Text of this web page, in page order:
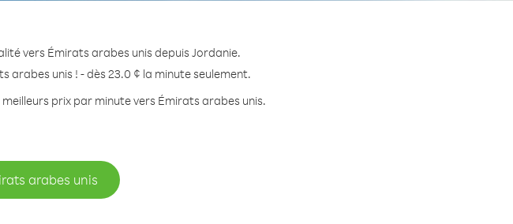
vers Émirats arabes unis depuis Jordanie.
arabes unis ! - dès 23.0 ¢ la minute seulement.
prix par minute vers Émirats arabes unis.
arabes unis